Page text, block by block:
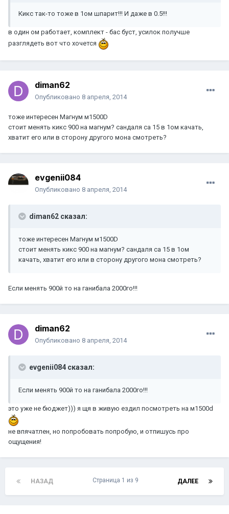
Кикс так-то тоже в 1ом шпарит!!! И даже в 0.5!!!
в один ом работает, комплект - бас буст, усилок получше
разглядеть вот что хочется
diman62
Опубликовано 8 апреля, 2014
тоже интересен Магнум м1500D
стоит менять кикс 900 на магнум? сандаля са 15 в 1ом качать,
хватит его или в сторону другого мона смотреть?
evgenii084
Опубликовано 8 апреля, 2014
diman62 сказал:
тоже интересен Магнум м1500D
стоит менять кикс 900 на магнум? сандаля са 15 в 1ом
качать, хватит его или в сторону другого мона смотреть?
Если менять 900й то на ганибала 2000го!!!
diman62
Опубликовано 8 апреля, 2014
evgenii084 сказал:
Если менять 900й то на ганибала 2000го!!!
это уже не бюджет))) я щя в живую ездил посмотреть на м1500d
не впячатлен, но попробовать попробую, и отпишусь про
ощущения!
НАЗАД ДАЛЕЕ
Страница 1 из 9